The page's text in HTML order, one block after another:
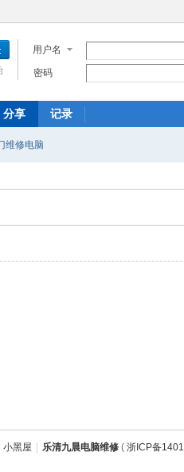
用户名
密码
分享 记录
维修电脑
小黑屋 | 乐清九晨电脑维修 ( 浙ICP备